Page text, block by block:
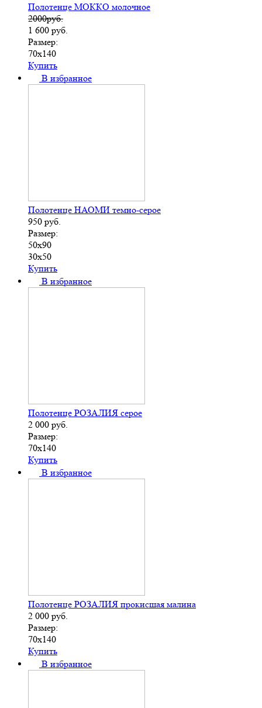
Полотенце МОККО молочное
2000руб.
1 600 руб.
Размер:
70х140
Купить
В избранное
Полотенце НАОМИ темно-серое
950 руб.
Размер:
50х90
30х50
Купить
В избранное
Полотенце РОЗАЛИЯ серое
2 000 руб.
Размер:
70х140
Купить
В избранное
Полотенце РОЗАЛИЯ прокисшая малина
2 000 руб.
Размер:
70х140
Купить
В избранное